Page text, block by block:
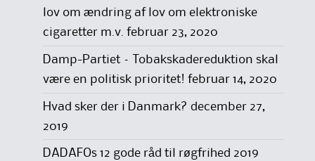
lov om ændring af lov om elektroniske
cigaretter m.v. februar 23, 2020
Damp-Partiet – Tobakskadereduktion skal
være en politisk prioritet! februar 14, 2020
Hvad sker der i Danmark? december 27,
2019
DADAFOs 12 gode råd til røgfrihed 2019